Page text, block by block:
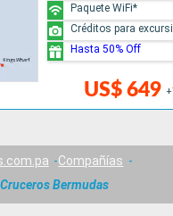
US$ 649
Paquete WiFi*
Créditos para
Hasta 50% Off
Compañías
Cruceros Bermudas